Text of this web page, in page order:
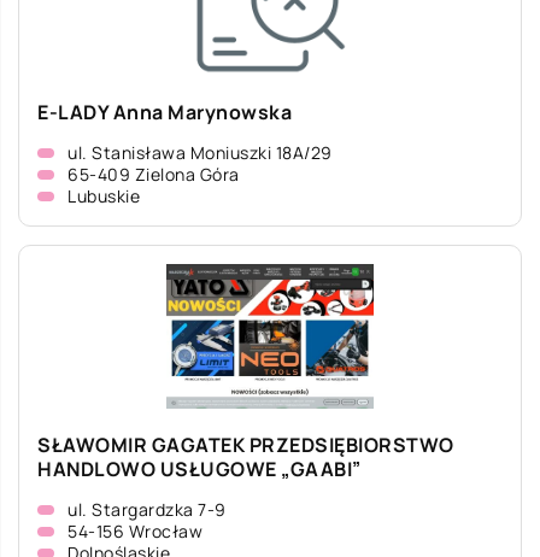
E-LADY Anna Marynowska
ul. Stanisława Moniuszki 18A/29
65-409 Zielona Góra
Lubuskie
SŁAWOMIR GAGATEK PRZEDSIĘBIORSTWO
HANDLOWO USŁUGOWE „GAABI”
ul. Stargardzka 7-9
54-156 Wrocław